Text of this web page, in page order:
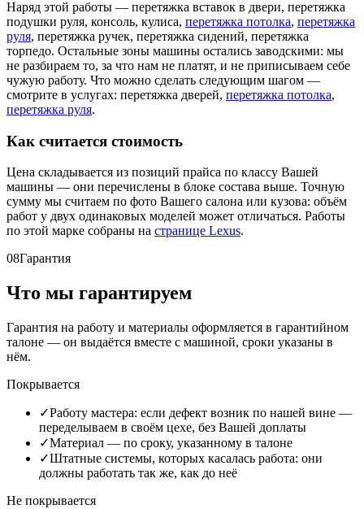
Наряд этой работы — перетяжка вставок в двери, перетяжка
подушки руля, консоль, кулиса, перетяжка потолка, перетяжка
руля, перетяжка ручек, перетяжка сидений, перетяжка
торпедо. Остальные зоны машины остались заводскими: мы
не разбираем то, за что нам не платят, и не приписываем себе
чужую работу. Что можно сделать следующим шагом —
смотрите в услугах: перетяжка дверей, перетяжка потолка,
перетяжка руля.
Как считается стоимость
Цена складывается из позиций прайса по классу Вашей
машины — они перечислены в блоке состава выше. Точную
сумму мы считаем по фото Вашего салона или кузова: объём
работ у двух одинаковых моделей может отличаться. Работы
по этой марке собраны на странице Lexus.
08Гарантия
Что мы гарантируем
Гарантия на работу и материалы оформляется в гарантийном
талоне — он выдаётся вместе с машиной, сроки указаны в
нём.
Покрывается
✓Работу мастера: если дефект возник по нашей вине —
переделываем в своём цехе, без Вашей доплаты
✓Материал — по сроку, указанному в талоне
✓Штатные системы, которых касалась работа: они
должны работать так же, как до неё
Не покрывается